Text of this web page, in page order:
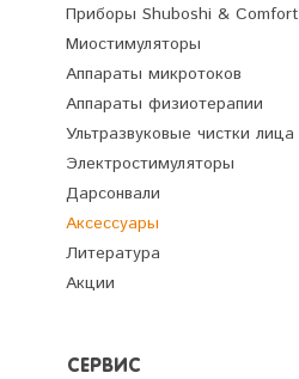
Приборы Shuboshi & Comfort
Миостимуляторы
Аппараты микротоков
Аппараты физиотерапии
Ультразвуковые чистки лица
Электростимуляторы
Дарсонвали
Аксессуары
Литература
Акции
СЕРВИС